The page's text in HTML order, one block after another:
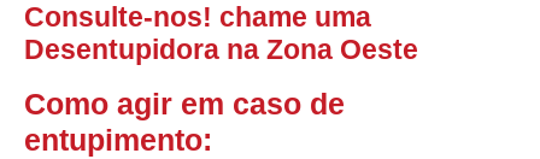
Consulte-nos! chame uma
Desentupidora na Zona Oeste
Como agir em caso de
entupimento: